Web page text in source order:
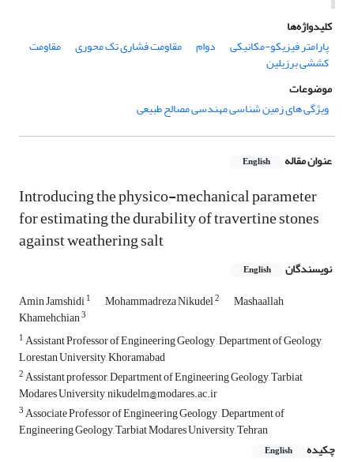
کلیدواژه‌ها
پارامتر فیزیکو-مکانیکی
دوام مقاومت فشاری تک محوری مقاومت
کششی برزیلین
موضوعات
ویژگی های زمین شناسی مهندسی مصالح طبیعی
عنوان مقاله English
Introducing the physico-mechanical parameter
for estimating the durability of travertine stones
against weathering salt
نویسندگان English
Amin Jamshidi1 Mohammadreza Nikudel2 Mashaallah
Khamehchian3
1Assistant Professor of Engineering Geology , Department of Geology,
Lorestan University, Khoramabad
2Assistant professor, Department of Engineering Geology, Tarbiat
Modares University, nikudelm@modares.ac.ir
3Associate Professor of Engineering Geology , Department of
Engineering Geology, Tarbiat Modares University, Tehran
چکیده
English